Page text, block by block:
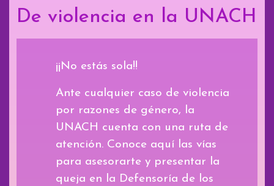
De violencia en la UNACH
¡¡No estás sola!!
Ante cualquier caso de violencia
por razones de género, la
UNACH cuenta con una ruta de
atención. Conoce aquí las vías
para asesorarte y presentar la
queja en la Defensoría de los